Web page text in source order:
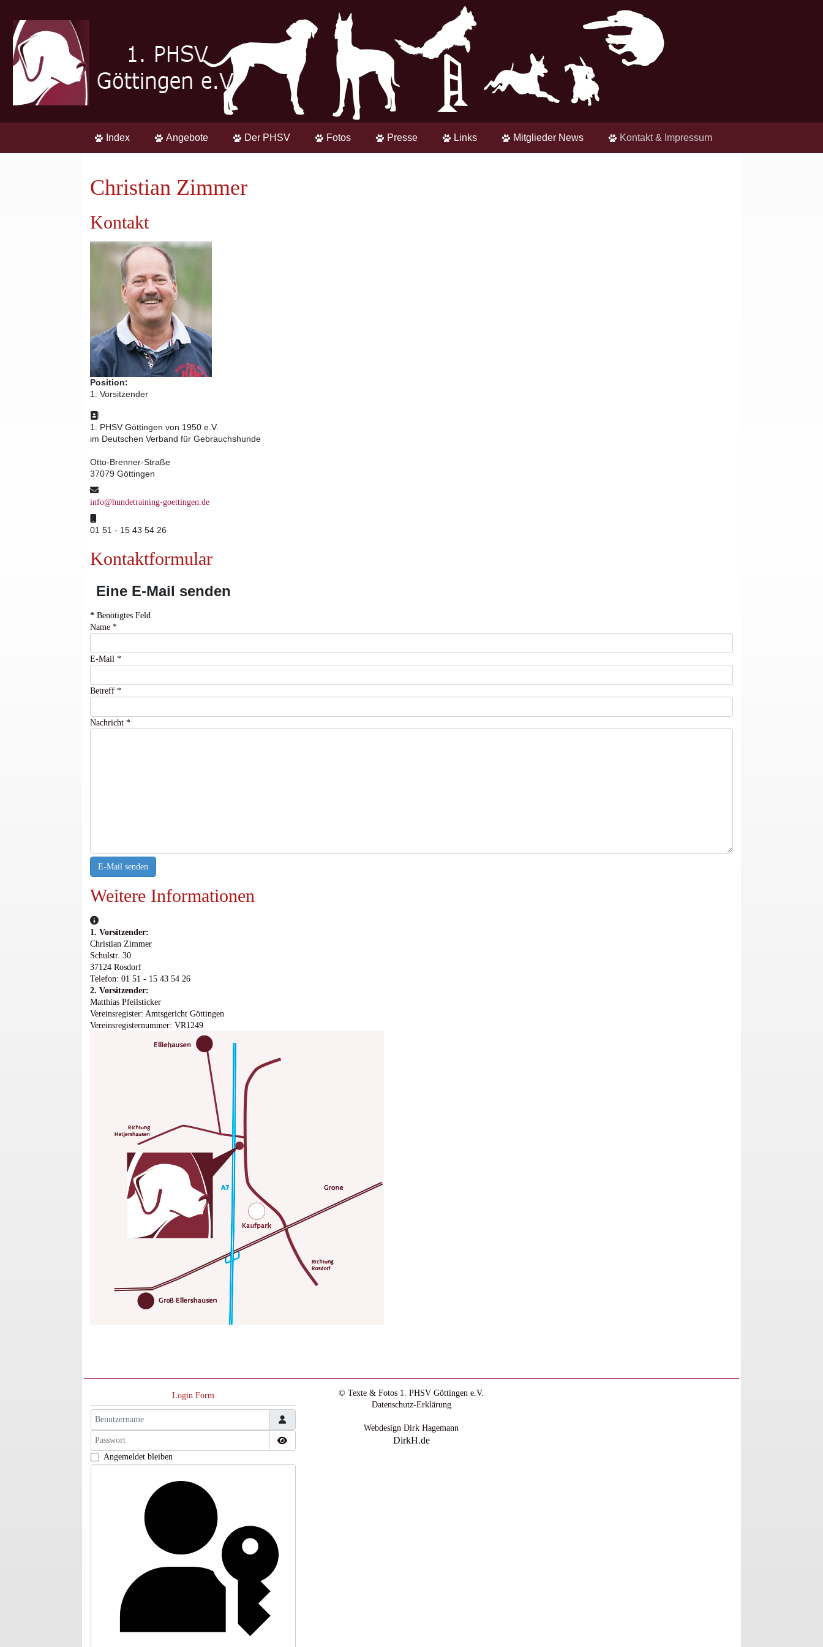
Index Angebote Der PHSV Fotos Presse Links Mitglieder News Kontakt & Impressum
Christian Zimmer
Kontakt
Position:
1. Vorsitzender
Adresse:
1. PHSV Göttingen von 1950 e.V.
im Deutschen Verband für Gebrauchshunde
Otto-Brenner-Straße
37079 Göttingen
E-Mail:
info@hundetraining-goettingen.de
01 51 - 15 43 54 26
Kontaktformular
Eine E-Mail senden
* Benötigtes Feld
Name *
E-Mail *
Betreff *
Nachricht *
E-Mail senden
Weitere Informationen
Weitere Informationen
1. Vorsitzender:
Christian Zimmer
Schulstr. 30
37124 Rosdorf
Telefon:01 51 - 15 43 54 26
2. Vorsitzender:
Matthias Pfeilsticker
Vereinsregister: Amtsgericht Göttingen
Vereinsregisternummer: VR1249
Login Form
Benutzername
Passwort
Passwort anzeigen
Angemeldet bleiben
© Texte & Fotos 1. PHSV Göttingen e.V.
Datenschutz-Erklärung
Webdesign Dirk Hagemann
DirkH.de